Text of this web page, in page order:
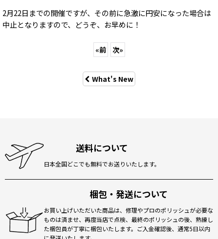
2月22日までの開催ですが、その前に急激に円安になった場合は
中止となりますので、どうぞ、お早めに！
«前 次»
What's New
送料について
日本全国どこでも無料でお送りいたします。
梱包・発送について
お買い上げいただいた商品は、修理やプロのポリッシュが必要な
ものは済ませ、再度当店で点検、最終のポリッシュの後、熟練し
た梱包員が丁寧に梱包いたします。ご入金確認後、通常5日以内